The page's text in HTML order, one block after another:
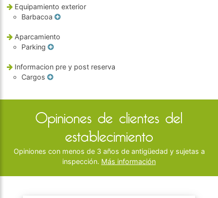
Equipamiento exterior
Barbacoa
Aparcamiento
Parking
Informacion pre y post reserva
Cargos
Opiniones de clientes del
establecimiento
Opiniones con menos de 3 años de antigüedad y sujetas a
inspección. Más información